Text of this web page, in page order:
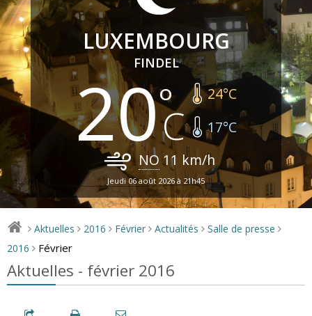
LUXEMBOURG
FINDEL
20 24°C
17°C
NO 11 km/h
Jeudi 06 août 2026 à 21h45
> Aktuelles > 2016 > Février > Actualités > Salle de presse >
2016 > Février
Aktuelles - février 2016